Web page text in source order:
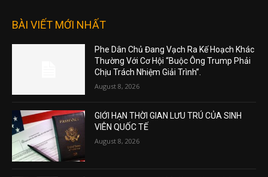
BÀI VIẾT MỚI NHẤT
Phe Dân Chủ Đang Vạch Ra Kế Hoạch Khác
Thường Với Cơ Hội “Buộc Ông Trump Phải
Chịu Trách Nhiệm Giải Trình”.
August 8, 2026
GIỚI HẠN THỜI GIAN LƯU TRÚ CỦA SINH
VIÊN QUỐC TẾ
August 8, 2026